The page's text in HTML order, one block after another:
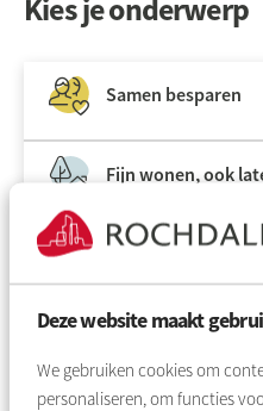
Deze website maakt
We gebruiken cookies om
personaliseren, om functies
Kies je onderwerp
Samen besparen
Fijn wonen, ook
Woning
Meedoen in de wijk